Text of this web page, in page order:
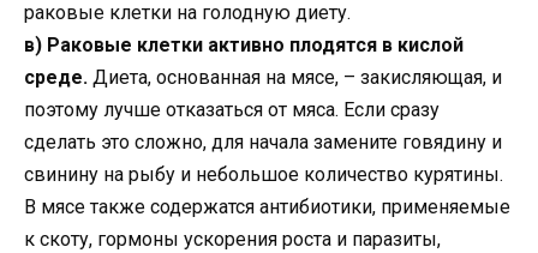
раковые клетки на голодную диету.
в) Раковые клетки активно плодятся в кислой
среде. Диета, основанная на мясе, – закисляющая, и
поэтому лучше отказаться от мяса. Если сразу
сделать это сложно, для начала замените говядину и
свинину на рыбу и небольшое количество курятины.
В мясе также содержатся антибиотики, применяемые
к скоту, гормоны ускорения роста и паразиты,